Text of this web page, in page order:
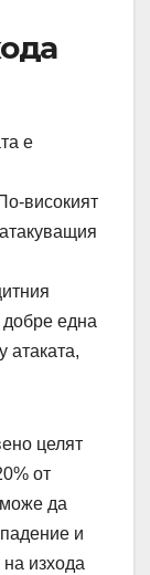
е
високият
добре една
атаката,
целят
от
да
и
изхода